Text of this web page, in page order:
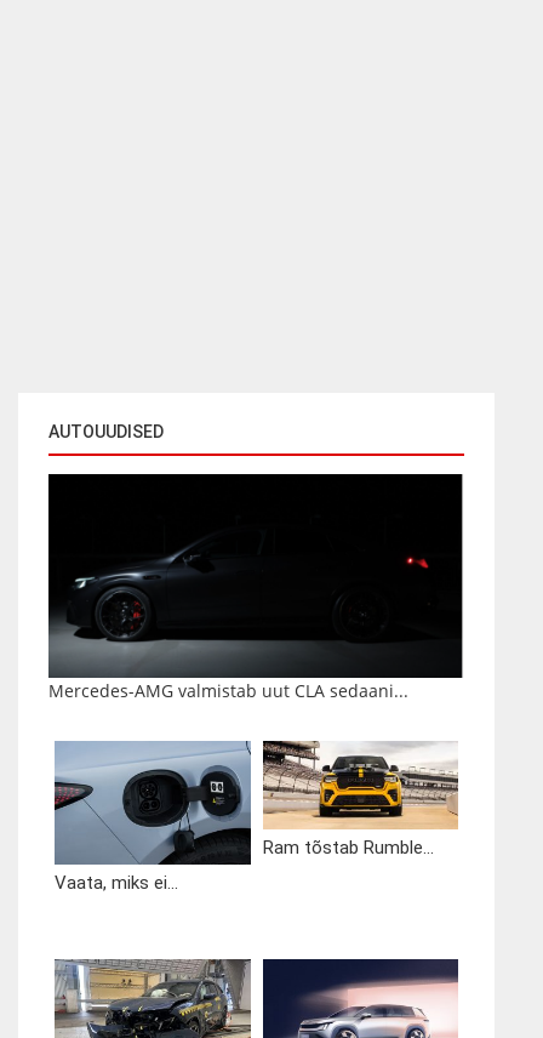
AUTOUUDISED
Mercedes-AMG valmistab uut CLA sedaani...
Vaata, miks ei...
Ram tõstab Rumble...